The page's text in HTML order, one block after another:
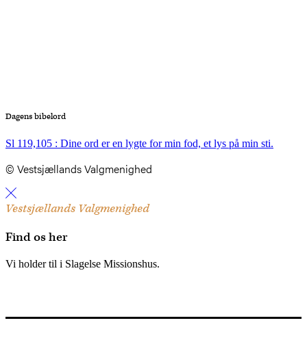
Dagens bibelord
Sl 119,105 : Dine ord er en lygte for min fod, et lys på min sti.
© Vestsjællands Valgmenighed
Vestsjællands Valgmenighed
Find os her
Vi holder til i Slagelse Missionshus.